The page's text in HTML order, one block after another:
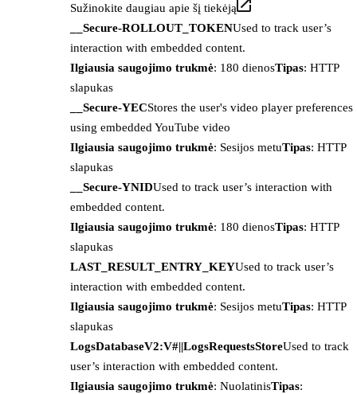
Sužinokite daugiau apie šį tiekėją
__Secure-ROLLOUT_TOKENUsed to track user’s
interaction with embedded content.
Ilgiausia saugojimo trukmė: 180 dienosTipas: HTTP
slapukas
__Secure-YECStores the user's video player preferences
using embedded YouTube video
Ilgiausia saugojimo trukmė: Sesijos metuTipas: HTTP
slapukas
__Secure-YNIDUsed to track user’s interaction with
embedded content.
Ilgiausia saugojimo trukmė: 180 dienosTipas: HTTP
slapukas
LAST_RESULT_ENTRY_KEYUsed to track user’s
interaction with embedded content.
Ilgiausia saugojimo trukmė: Sesijos metuTipas: HTTP
slapukas
LogsDatabaseV2:V#||LogsRequestsStoreUsed to track
user’s interaction with embedded content.
Ilgiausia saugojimo trukmė: NuolatinisTipas: